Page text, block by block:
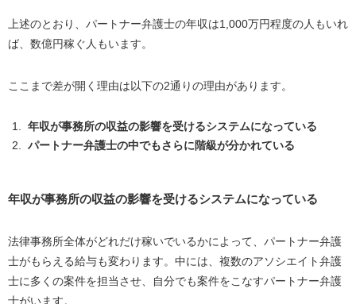
上述のとおり、パートナー弁護士の年収は1,000万円程度の人もいれ
ば、数億円稼ぐ人もいます。
ここまで差が開く理由は以下の2通りの理由があります。
年収が事務所の収益の影響を受けるシステムになっている
パートナー弁護士の中でもさらに階級が分かれている
年収が事務所の収益の影響を受けるシステムになっている
法律事務所全体がどれだけ稼いでいるかによって、パートナー弁護
士がもらえる給与も変わります。中には、複数のアソシエイト弁護
士に多くの案件を担当させ、自分でも案件をこなすパートナー弁護
士がいます。